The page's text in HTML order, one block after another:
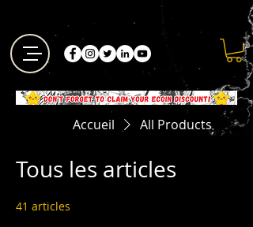
Accueil All Products
Tous les articles
41 articles